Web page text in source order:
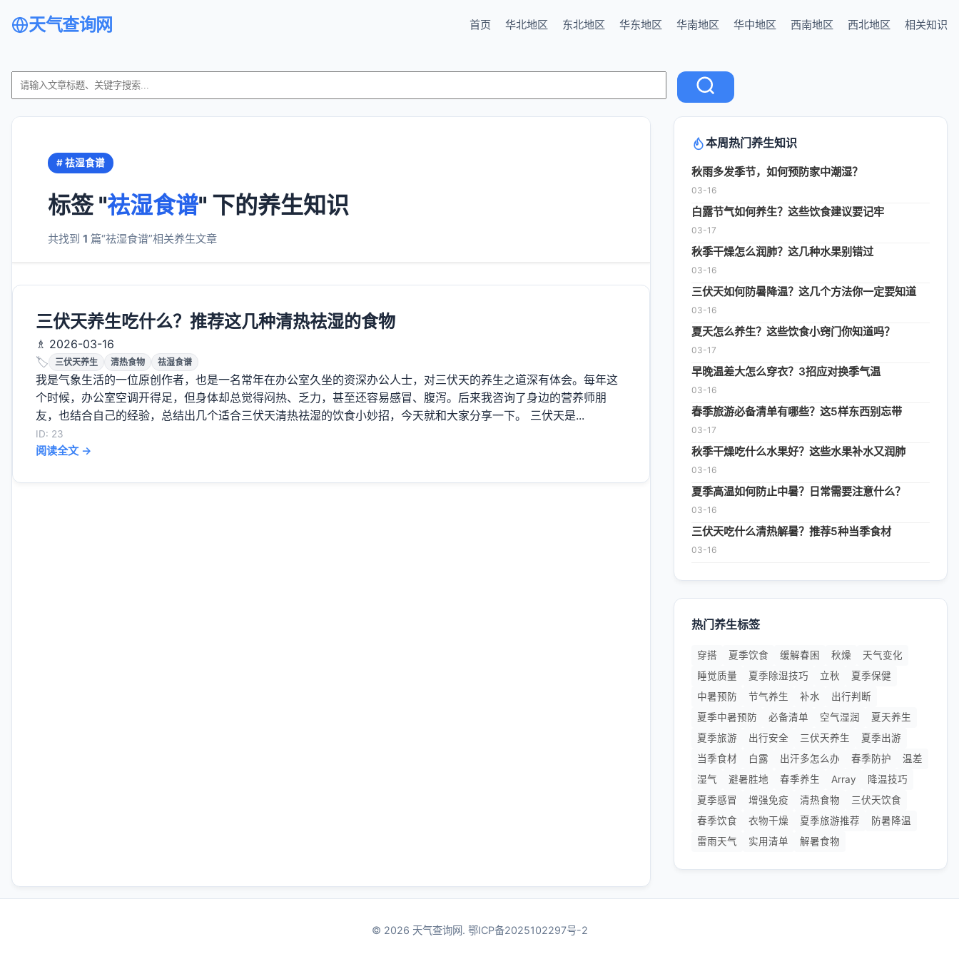
天气查询网 首页 华北地区 东北地区 华东地区 华南地区 华中地区 西南地区 西北地区 相关知识
# 祛湿食谱
标签 "祛湿食谱" 下的养生知识
共找到 1 篇“祛湿食谱”相关养生文章
三伏天养生吃什么？推荐这几种清热祛湿的食物
♗ 2026-03-16
🏷️
三伏天养生 清热食物 祛湿食谱
我是气象生活的一位原创作者，也是一名常年在办公室久坐的资深办公人士，对三伏天的养生之道深有体会。每年这
个时候，办公室空调开得足，但身体却总觉得闷热、乏力，甚至还容易感冒、腹泻。后来我咨询了身边的营养师朋
友，也结合自己的经验，总结出几个适合三伏天清热祛湿的饮食小妙招，今天就和大家分享一下。 三伏天是...
ID: 23
阅读全文 →
本周热门养生知识
秋雨多发季节，如何预防家中潮湿？
03-16
白露节气如何养生？这些饮食建议要记牢
03-17
秋季干燥怎么润肺？这几种水果别错过
03-16
三伏天如何防暑降温？这几个方法你一定要知道
03-16
夏天怎么养生？这些饮食小窍门你知道吗？
03-17
早晚温差大怎么穿衣？3招应对换季气温
03-16
春季旅游必备清单有哪些？这5样东西别忘带
03-17
秋季干燥吃什么水果好？这些水果补水又润肺
03-16
夏季高温如何防止中暑？日常需要注意什么？
03-16
三伏天吃什么清热解暑？推荐5种当季食材
03-16
热门养生标签
穿搭 夏季饮食 缓解春困 秋燥
天气变化
睡觉质量
夏季除湿技巧 立秋
夏季保健
中暑预防
节气养生 补水
出行判断
夏季中暑预防
必备清单 空气湿润
夏天养生
夏季旅游
出行安全 三伏天养生
夏季出游
当季食材
白露 出汗多怎么办 春季防护
温差
湿气
避暑胜地 春季养生 Array
降温技巧
夏季感冒
增强免疫 清热食物
三伏天饮食
春季饮食
衣物干燥 夏季旅游推荐
防暑降温
雷雨天气
实用清单 解暑食物
© 2026 天气查询网. 鄂ICP备2025102297号-2